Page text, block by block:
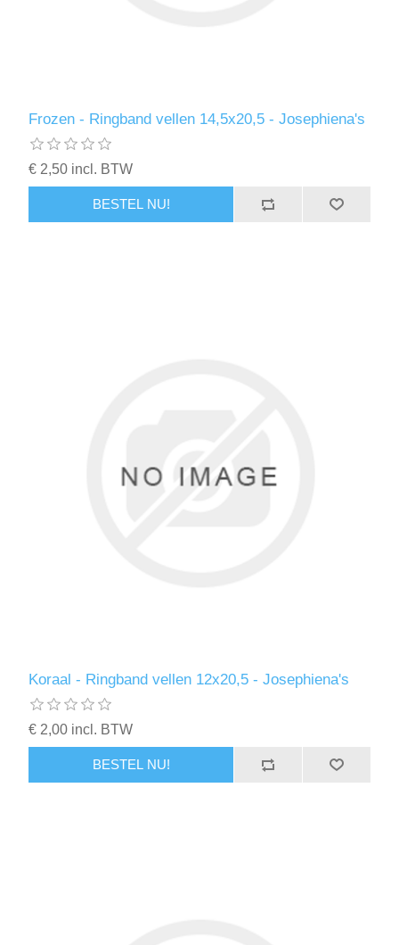
Frozen - Ringband vellen 14,5x20,5 - Josephiena's
€ 2,50 incl. BTW
BESTEL NU!
Koraal - Ringband vellen 12x20,5 - Josephiena's
€ 2,00 incl. BTW
BESTEL NU!